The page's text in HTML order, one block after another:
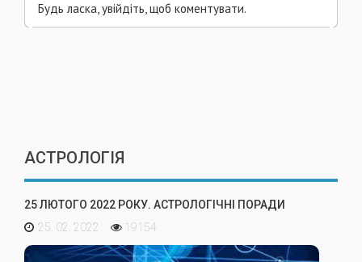
Будь ласка, увійдіть, щоб коментувати.
АСТРОЛОГІЯ
25 ЛЮТОГО 2022 РОКУ. АСТРОЛОГІЧНІ ПОРАДИ
25. 02. 2022
19154